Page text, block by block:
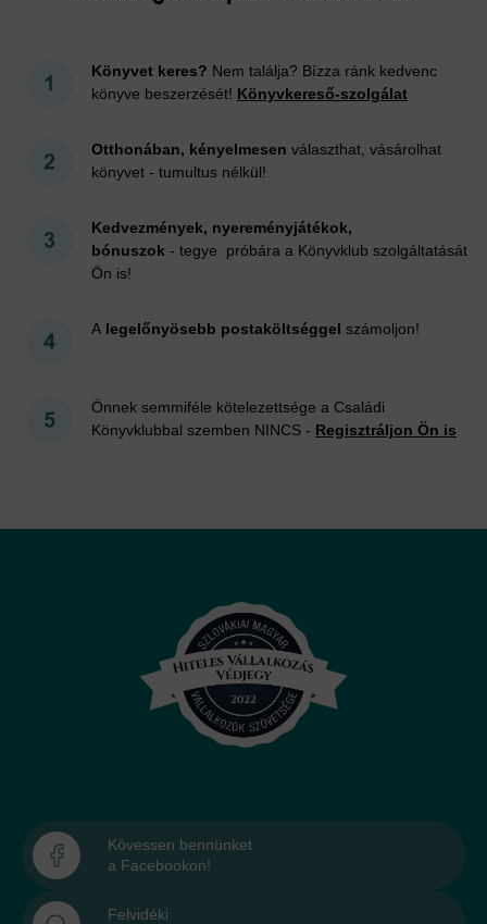
Könyvet keres? Nem találja? Bízza ránk kedvenc
könyve beszerzését! Könyvkereső-szolgálat
Otthonában, kényelmesen választhat, vásárolhat
könyvet - tumultus nélkül!
Kedvezmények, nyereményjátékok,
bónuszok - tegye próbára a Könyvklub szolgáltatását
Ön is!
A legelőnyösebb postaköltséggel számoljon!
Önnek semmiféle kötelezettsége a Családi
Könyvklubbal szemben NINCS - Regisztráljon Ön is
Kövessen bennünket
a Facebookon!
Felvidéki